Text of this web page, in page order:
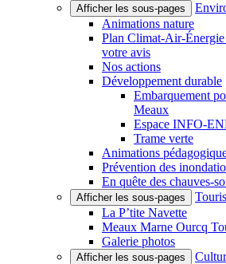
Afficher les sous-pages
Animations nature
Plan Climat-Air-
votre avis
Nos actions
Développement durable
Embarquement
Meaux
Espace INFO-
Trame verte
Animations
Prévention des
En quête des chauves-
Afficher les sous-pages
La P’tite Navette
Meaux Marne Ourcq
Galerie photos
Afficher les sous-pages